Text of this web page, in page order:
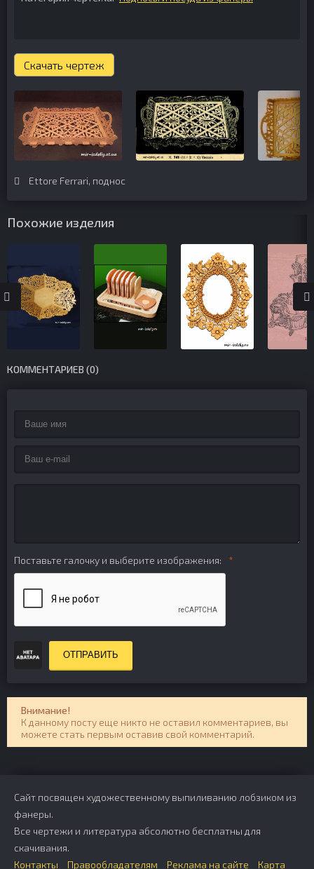
Скачать чертеж
Ettore Ferrari, поднос
Похожие изделия
КОММЕНТАРИЕВ (0)
Поставьте галочку и выберите изображения:
ОТПРАВИТЬ
Внимание!
К данному посту еще никто не оставил комментариев, вы
можете стать первым оставив свой комментарий.
Сайт посвящен художественному выпиливанию лобзиком из
фанеры.
Все чертежи и литература абсолютно бесплатны для
скачивания.
Контакты
Правообладателям Реклама на сайте Карта